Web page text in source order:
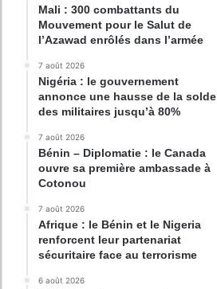
Mali : 300 combattants du
Mouvement pour le Salut de
l’Azawad enrôlés dans l’armée
7 août 2026
Nigéria : le gouvernement
annonce une hausse de la solde
des militaires jusqu’à 80%
7 août 2026
Bénin – Diplomatie : le Canada
ouvre sa première ambassade à
Cotonou
7 août 2026
Afrique : le Bénin et le Nigeria
renforcent leur partenariat
sécuritaire face au terrorisme
6 août 2026